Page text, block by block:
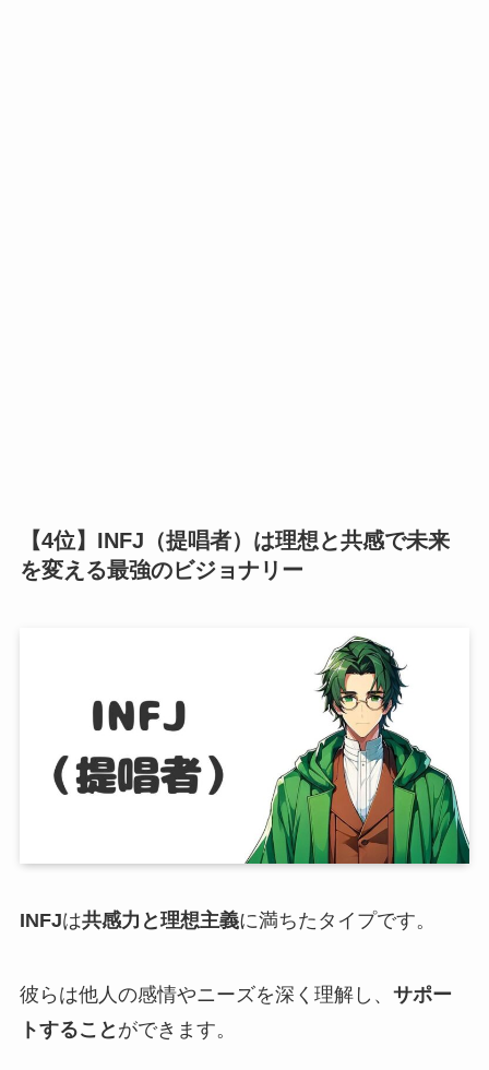
【4位】INFJ（提唱者）は理想と共感で未来
を変える最強のビジョナリー
INFJは共感力と理想主義に満ちたタイプです。
彼らは他人の感情やニーズを深く理解し、 サポー
トすること ができます。